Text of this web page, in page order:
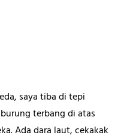
saya tiba di tepi
terbang di atas
Ada dara laut, cekakak